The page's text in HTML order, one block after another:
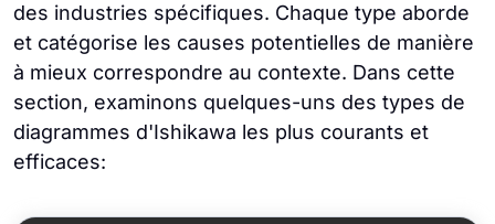
des industries spécifiques. Chaque type aborde
et catégorise les causes potentielles de manière
à mieux correspondre au contexte. Dans cette
section, examinons quelques-uns des types de
diagrammes d'Ishikawa les plus courants et
efficaces: